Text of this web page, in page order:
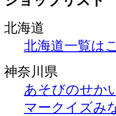
北海道
北海道一覧は
神奈川県
あそびのせか
マークイズみ